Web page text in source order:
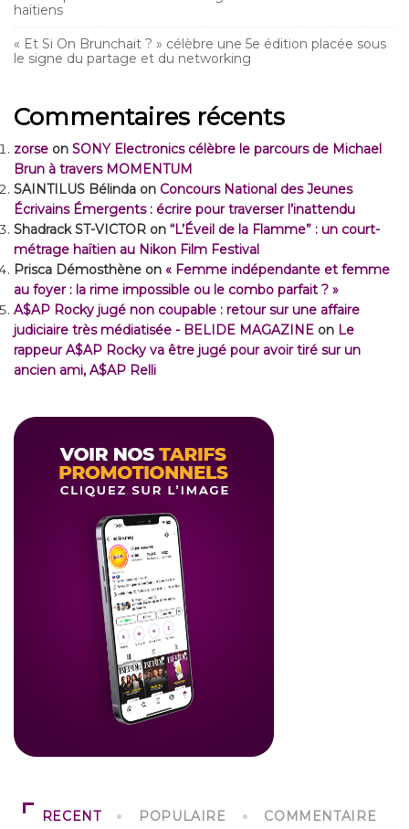
haïtiens
« Et Si On Brunchait ? » célèbre une 5e édition placée sous
le signe du partage et du networking
Commentaires récents
zorse on SONY Electronics célèbre le parcours de Michael
Brun à travers MOMENTUM
SAINTILUS Bélinda on Concours National des Jeunes
Écrivains Émergents : écrire pour traverser l’inattendu
Shadrack ST-VICTOR on “L’Éveil de la Flamme” : un court-
métrage haïtien au Nikon Film Festival
Prisca Démosthène on « Femme indépendante et femme
au foyer : la rime impossible ou le combo parfait ? »
A$AP Rocky jugé non coupable : retour sur une affaire
judiciaire très médiatisée - BELIDE MAGAZINE on Le
rappeur A$AP Rocky va être jugé pour avoir tiré sur un
ancien ami, A$AP Relli
RECENT POPULAIRE COMMENTAIRE